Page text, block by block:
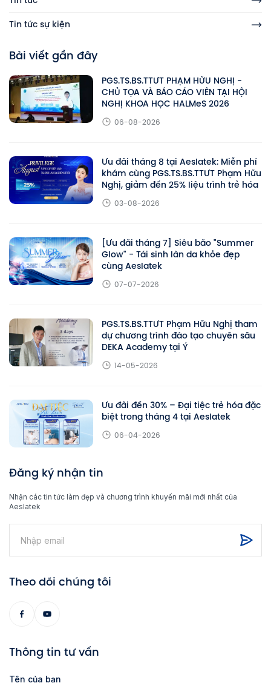
Tin tức sự kiện
Bài viết gần đây
PGS.TS.BS.TTƯT PHẠM HỮU NGHỊ -
CHỦ TỌA VÀ BÁO CÁO VIÊN TẠI HỘI
NGHỊ KHOA HỌC HALMeS 2026
06-08-2026
Ưu đãi tháng 8 tại Aeslatek: Miễn phí
khám cùng PGS.TS.BS.TTƯT Phạm Hữu
Nghị, giảm đến 25% liệu trình trẻ hóa
03-08-2026
[Ưu đãi tháng 7] Siêu bão "Summer
Glow" - Tái sinh làn da khỏe đẹp
cùng Aeslatek
07-07-2026
PGS.TS.BS.TTƯT Phạm Hữu Nghị tham
dự chương trình đào tạo chuyên sâu
DEKA Academy tại Ý
14-05-2026
Ưu đãi đến 30% – Đại tiệc trẻ hóa đặc
biệt trong tháng 4 tại Aeslatek
06-04-2026
Đăng ký nhận tin
Nhận các tin tức làm đẹp và chương trình khuyến mãi mới nhất của
Aeslatek
Theo dõi chúng tôi
Thông tin tư vấn
Tên của bạn